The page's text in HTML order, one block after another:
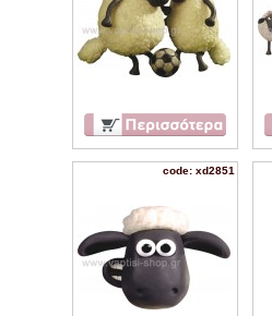
code: xd2851